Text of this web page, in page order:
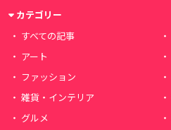
カテゴリー
すべての記事
アート
ファッション
雑貨・インテリア
グルメ